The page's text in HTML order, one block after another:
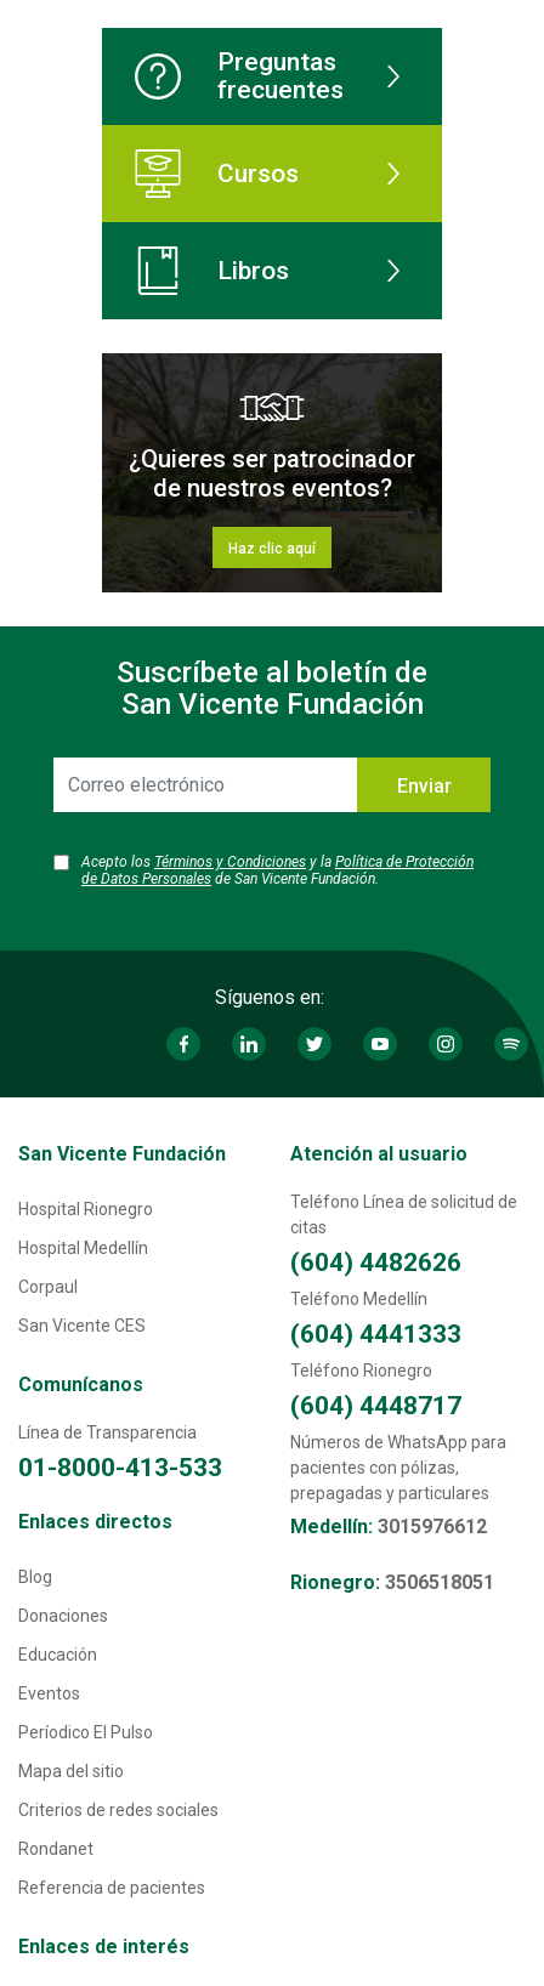
Preguntas
frecuentes
Cursos
Libros
¿Quieres ser patrocinador
de nuestros eventos?
Haz clic aquí
Suscríbete al boletín de
San Vicente Fundación
electrónico
Acepto los Términos y Condiciones y la Política de Protección
de Datos Personales de San Vicente Fundación.
Enviar
Síguenos en:
Transversal - Menú San Vicente fundación footer
San Vicente Fundación
Hospital Rionegro
Hospital Medellín
Corpaul
San Vicente CES
Comunícanos
Línea de Transparencia
01-8000-413-533
Atención al usuario
Teléfono Línea de solicitud de
citas
(604) 4482626
Teléfono Medellín
(604) 4441333
Teléfono Rionegro
(604) 4448717
Números de WhatsApp para
pacientes con pólizas,
prepagadas y particulares
Medellín: 3015976612
Rionegro: 3506518051
Transversal - Menú enlaces directos footer
Enlaces directos
Blog
Donaciones
Educación
Eventos
Períodico El Pulso
Mapa del sitio
Criterios de redes sociales
Rondanet
Referencia de pacientes
Enlaces de interés